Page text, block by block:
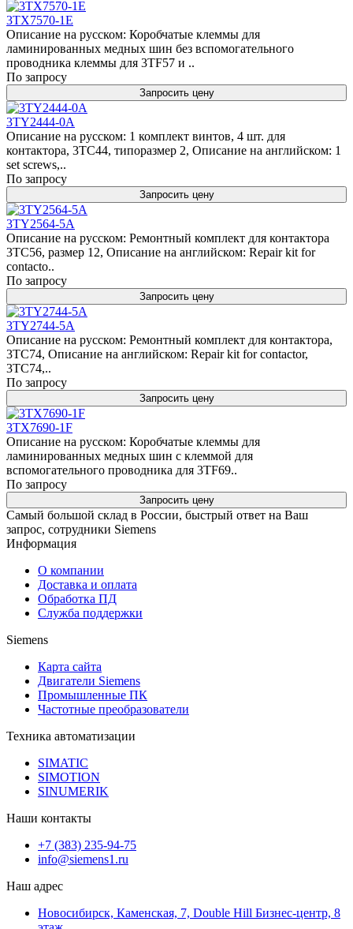
3TX7570-1E
Описание на русском: Коробчатые клеммы для
ламинированных медных шин без вспомогательного
проводника клеммы для 3TF57 и ..
По запросу
Запросить цену
3TY2444-0A
Описание на русском: 1 комплект винтов, 4 шт. для
контактора, 3TC44, типоразмер 2, Описание на английском: 1
set screws,..
По запросу
Запросить цену
3TY2564-5A
Описание на русском: Ремонтный комплект для контактора
3TC56, размер 12, Описание на английском: Repair kit for
contacto..
По запросу
Запросить цену
3TY2744-5A
Описание на русском: Ремонтный комплект для контактора,
3TC74, Описание на английском: Repair kit for contactor,
3TC74,..
По запросу
Запросить цену
3TX7690-1F
Описание на русском: Коробчатые клеммы для
ламинированных медных шин с клеммой для
вспомогательного проводника для 3TF69..
По запросу
Запросить цену
Самый большой склад в России, быстрый ответ на Ваш
запрос, сотрудники Siemens
Информация
О компании
Доставка и оплата
Обработка ПД
Служба поддержки
Siemens
Карта сайта
Двигатели Siemens
Промышленные ПК
Частотные преобразователи
Техника автоматизации
SIMATIC
SIMOTION
SINUMERIK
Наши контакты
+7 (383) 235-94-75
info@siemens1.ru
Наш адрес
Новосибирск, Каменская, 7, Double Hill ​Бизнес-центр, 8